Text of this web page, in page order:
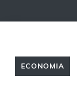
ECONOMIA